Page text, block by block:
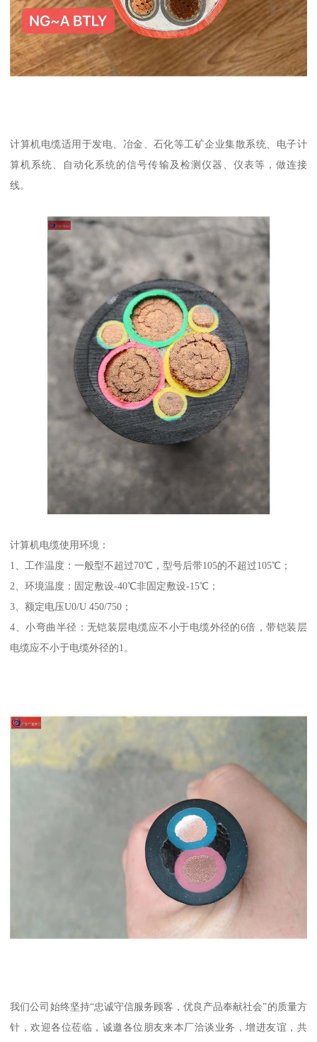
计算机电缆适用于发电、冶金、石化等工矿企业集散系统、电子计
算机系统、自动化系统的信号传输及检测仪器、仪表等，做连接
线。
计算机电缆使用环境：
1、工作温度：一般型不超过70℃，型号后带105的不超过105℃；
2、环境温度：固定敷设-40℃非固定敷设-15℃；
3、额定电压U0/U 450/750；
4、小弯曲半径：无铠装层电缆应不小于电缆外径的6倍，带铠装层
电缆应不小于电缆外径的1。
我们公司始终坚持“忠诚守信服务顾客，优良产品奉献社会”的质量方
针，欢迎各位莅临，诚邀各位朋友来本厂洽谈业务，增进友谊，共